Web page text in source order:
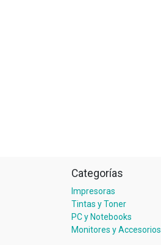
Categorías
Impresoras
Tintas y Toner
PC y Notebooks
Monitores y Accesorios